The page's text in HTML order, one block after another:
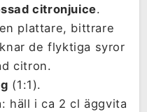
citronjuice.
plattare, bittrare
de flyktiga syror
citron.
(1:1).
häll i ca 2 cl äggvita